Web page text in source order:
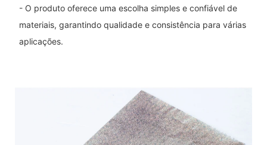
- O produto oferece uma escolha simples e confiável de
materiais, garantindo qualidade e consistência para várias
aplicações.